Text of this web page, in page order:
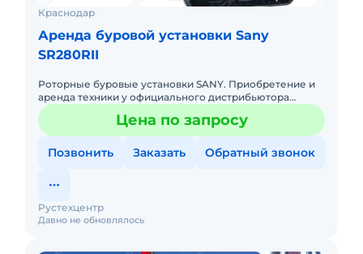
Краснодар
Аренда буровой установки Sany
SR280RII
Роторные буровые установки SANY. Приобретение и
аренда техники у официального дистрибьютора
подразумевает безусловную техническую поддержку
всего спектра продукЦена по запросу
Позвонить Заказать Обратный звонок
Давно не обновлялось
Рустехцентр